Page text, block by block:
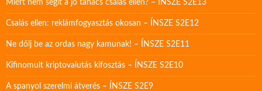
Miért nem segít a jó tanács csalás ellen? – ÍNSZE S2E13
Csalás ellen: reklámfogyasztás okosan – ÍNSZE S2E12
Ne dőlj be az ordas nagy kamunak! – ÍNSZE S2E11
Kifinomult kriptovalutás kifosztás – ÍNSZE S2E10
A spanyol szerelmi átverés – ÍNSZE S2E9